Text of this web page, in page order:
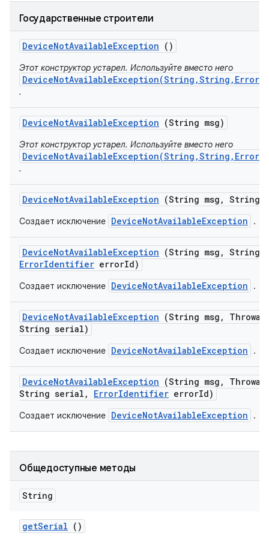
Государственные строители
DeviceNotAvailableException ()
Этот конструктор устарел. Используйте вместо него
.
DeviceNotAvailableException (String msg)
Этот конструктор устарел. Используйте вместо него
.
DeviceNotAvailableException (String msg , String
Создает исключение DeviceNotAvailableException .
DeviceNotAvailableException (String msg , String
ErrorIdentifier errorId)
Создает исключение DeviceNotAvailableException .
DeviceNotAvailableException (String msg ,
String serial)
Создает исключение DeviceNotAvailableException .
DeviceNotAvailableException (String msg ,
String serial , ErrorIdentifier errorId)
Создает исключение DeviceNotAvailableException .
Общедоступные методы
String
getSerial ()